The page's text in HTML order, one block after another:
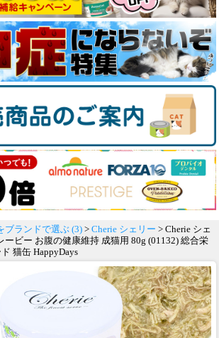
ブランドで選ぶ (3) > Cherie シェリー > Cherie シェ
ービー お腹の健康維持 成猫用 80g (01132) 総合栄
猫缶 HappyDays